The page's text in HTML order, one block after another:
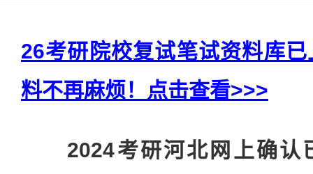
26考研院校复试笔试资料库
料不再麻烦！点击查看>>>
2024考研河北网上确认